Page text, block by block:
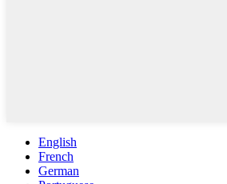
English
French
German